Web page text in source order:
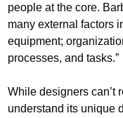
people at the core.
many external factors
equipment;
processes, and tasks.”
While designers can’t
understand its unique